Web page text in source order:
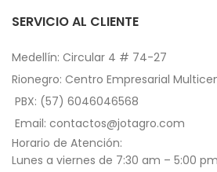
SERVICIO AL CLIENTE
Medellín: Circular 4 # 74-27
Rionegro: Centro Empresarial
PBX: (57) 6046046568
Email: contactos@jotagro.com
Horario de Atención:
Lunes a viernes de 7:30 am – 5:00 pm